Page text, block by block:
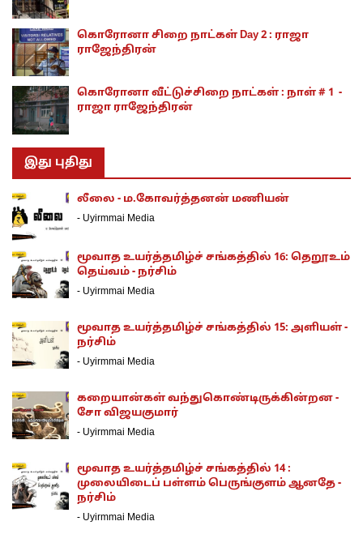
கொரோனா சிறை நாட்கள் Day 2 : ராஜா
ராஜேந்திரன்
கொரோனா வீட்டுச்சிறை நாட்கள் : நாள் # 1 -
ராஜா ராஜேந்திரன்
இது புதிது
லீலை - ம.கோவர்த்தனன் மணியன்
- Uyirmmai Media
மூவாத உயர்த்தமிழ்ச் சங்கத்தில் 16: தெறூஉம்
தெய்வம் - நர்சிம்
- Uyirmmai Media
மூவாத உயர்த்தமிழ்ச் சங்கத்தில் 15: அளியள் -
நர்சிம்
- Uyirmmai Media
கறையான்கள் வந்துகொண்டிருக்கின்றன -
சோ விஜயகுமார்
- Uyirmmai Media
மூவாத உயர்த்தமிழ்ச் சங்கத்தில் 14 :
முலையிடைப் பள்ளம் பெருங்குளம் ஆனதே -
நர்சிம்
- Uyirmmai Media